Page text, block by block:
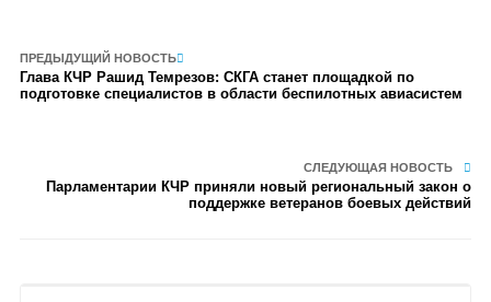
ПРЕДЫДУЩИЙ НОВОСТЬ
Глава КЧР Рашид Темрезов: СКГА станет площадкой по
подготовке специалистов в области беспилотных авиасистем
СЛЕДУЮЩАЯ НОВОСТЬ
Парламентарии КЧР приняли новый региональный закон о
поддержке ветеранов боевых действий